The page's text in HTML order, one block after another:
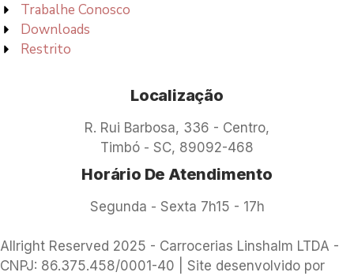
Trabalhe Conosco
Downloads
Restrito
Localização
R. Rui Barbosa, 336 - Centro,
Timbó - SC, 89092-468
Horário De Atendimento
Segunda - Sexta 7h15 - 17h
Allright Reserved 2025 - Carrocerias Linshalm LTDA -
CNPJ: 86.375.458/0001-40 | Site desenvolvido por